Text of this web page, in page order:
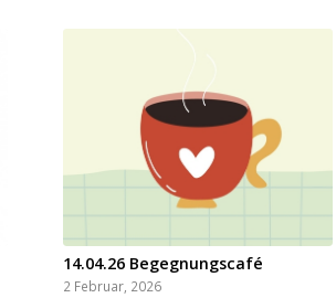
14.04.26 Begegnungscafé
2 Februar, 2026